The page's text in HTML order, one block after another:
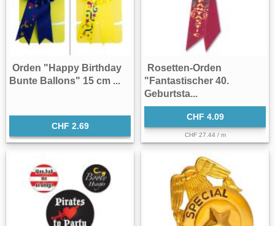
Orden "Happy Birthday
Bunte Ballons" 15 cm ...
CHF 2.69
Rosetten-Orden
"Fantastischer 40.
Geburtsta...
CHF 4.09
CHF 27.44 / m